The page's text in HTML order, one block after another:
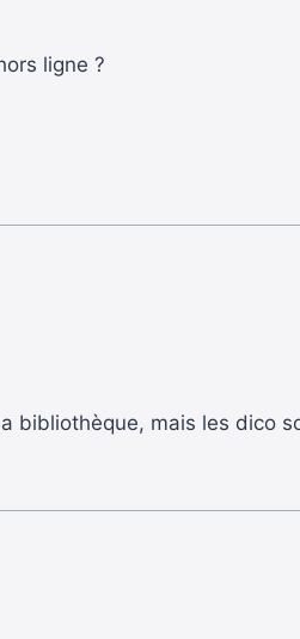
ligne ?
bibliothèque, mais les dico